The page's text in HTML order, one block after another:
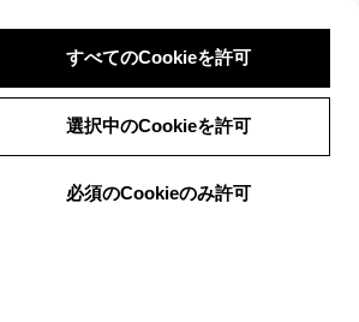
すべてのCookieを許可
選択中のCookieを許可
必須のCookieのみ許可
ログイン 検索 メニュー
メニュー